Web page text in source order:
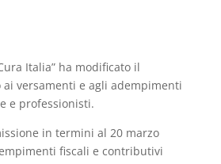
Italia” ha modificato il
versamenti e agli adempimenti
e professionisti.
in termini al 20 marzo
fiscali e contributivi